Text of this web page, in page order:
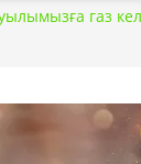
газ